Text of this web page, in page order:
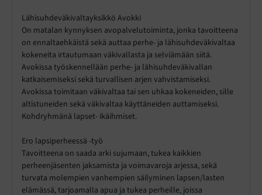
Lähisuhdeväkivaltayksikkö Avokki
On matalan kynnyksen avopalvelutoiminta, jonka tavoitteena
on ennaltaehkäistä sekä auttaa perhe- ja lähisuhdeväkivaltaa
kokeneita irtautumaan väkivallasta ja selviämään siitä.
Avokissa työskennellään perhe- ja lähisuhdeväkivallan
katkaisemiseksi sekä turvallisen arjen vahvistamiseksi.
Avokissa toimitaan väkivaltaa tai sen uhkaa kokeneiden, sille
altistuneiden sekä väkivaltaa käyttäneiden auttamiseksi.
Kohdryhmänä lapset- ikäihmiset.
Ero lapsiperheessä -työ
Tavoitteena on saada arki sujumaan, tukea kaikkien
perheenjäsenten jaksamista ja voimavaroja arjessa, sekä
turvata molempien vanhempien säilyminen lapsen/lasten
elämässä, tarjoamalla apua ja tukea perheille, joissa